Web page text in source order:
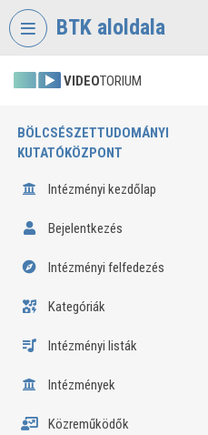
Fejléc kihagyása
BTK aloldala
VIDEOTORIUM
BÖLCSÉSZETTUDOMÁNYI
KUTATÓKÖZPONT
Intézményi kezdőlap
Bejelentkezés
Intézményi felfedezés
Kategóriák
Intézményi listák
Intézmények
Közreműködők